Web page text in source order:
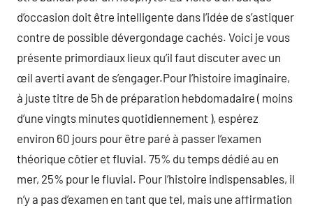
d’occasion doit être intelligente dans l’idée de s’astiquer
contre de possible dévergondage cachés. Voici je vous
présente primordiaux lieux qu’il faut discuter avec un
œil averti avant de s’engager.Pour l’histoire imaginaire,
à juste titre de 5h de préparation hebdomadaire ( moins
d’une vingts minutes quotidiennement ), espérez
environ 60 jours pour être paré à passer l’examen
théorique côtier et fluvial. 75% du temps dédié au en
mer, 25% pour le fluvial. Pour l’histoire indispensables, il
n’y a pas d’examen en tant que tel, mais une affirmation